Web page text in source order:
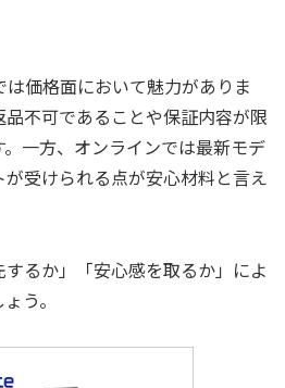
価格面において魅力がありま
不可であることや保証内容が限
一方、オンラインでは最新モデ
受けられる点が安心材料と言え
るか」「安心感を取るか」によ
う。